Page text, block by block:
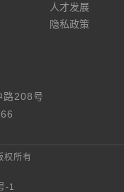
人才发展
隐私政策
路208号
权所有
-1